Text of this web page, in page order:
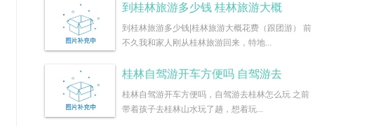
到桂林旅游多少钱 桂林旅游大概
到桂林旅游多少钱|桂林旅游大概花费（跟团游） 前
不久我和家人刚从桂林旅游回来，特地...
桂林自驾游开车方便吗 自驾游去
桂林自驾游开车方便吗，自驾游去桂林怎么玩 之前
带着孩子去桂林山水玩了趟，想着玩...